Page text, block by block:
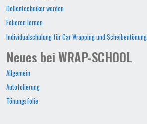
Dellentechniker werden
Folieren lernen
Individualschulung für Car Wrapping und Scheibentönung
Neues bei WRAP-SCHOOL
Allgemein
Autofolierung
Tönungsfolie